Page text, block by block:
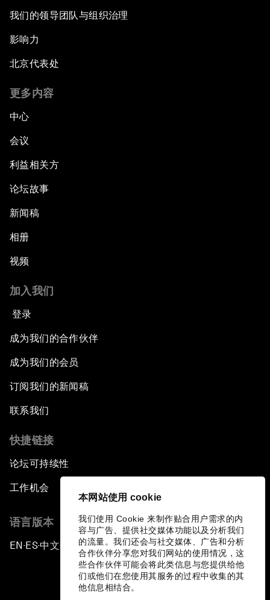
本网站使用 cookie
我们使用 Cookie 来制作贴合用户需求的内
容与广告、提供社交媒体功能以及分析我们
的流量。我们还会与社交媒体、广告和分析
合作伙伴分享您对我们网站的使用情况，这
些合作伙伴可能会将此类信息与您提供给他
们或他们在您使用其服务的过程中收集的其
他信息相结合。
我们的领导团队与组织治理
影响力
北京代表处
更多内容
中心
会议
利益相关方
论坛故事
新闻稿
相册
视频
加入我们
登录
成为我们的合作伙伴
成为我们的会员
订阅我们的新闻稿
联系我们
快捷链接
论坛可持续性
工作机会
语言版本
EN ▪ ES▪中文▪ 日本語